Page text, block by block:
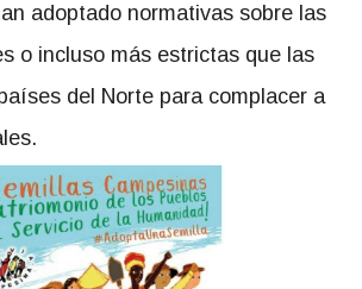
adoptado normativas sobre las
o incluso más estrictas que las
del Norte para complacer a